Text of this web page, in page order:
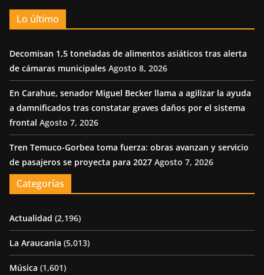
Lo último
Decomisan 1,5 toneladas de alimentos asiáticos tras alerta
de cámaras municipales Agosto 8, 2026
En Carahue, senador Miguel Becker llama a agilizar la ayuda
a damnificados tras constatar graves daños por el sistema
frontal Agosto 7, 2026
Tren Temuco-Gorbea toma fuerza: obras avanzan y servicio
de pasajeros se proyecta para 2027 Agosto 7, 2026
Categorías
Actualidad (2,196)
La Araucania (5,013)
Música (1,601)